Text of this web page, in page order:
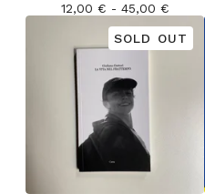
12,00 € - 45,00 €
SOLD OUT